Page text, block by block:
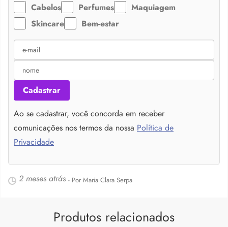
Cabelos Perfumes
Maquiagem
Skincare
Bem-estar
Cadastrar
Ao se cadastrar, você concorda em receber
comunicações nos termos da nossa Política de
Privacidade
2 meses atrás - Por Maria Clara Serpa
Produtos relacionados